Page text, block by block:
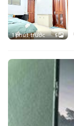
1 phút trước 5